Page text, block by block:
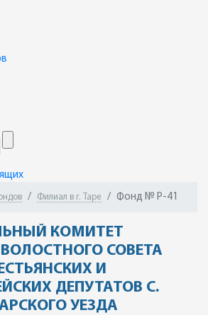
Филиал в г. Таре Фонд № Р-41
КОМИТЕТ
СОВЕТА
И
ДЕПУТАТОВ С.
УЕЗДА